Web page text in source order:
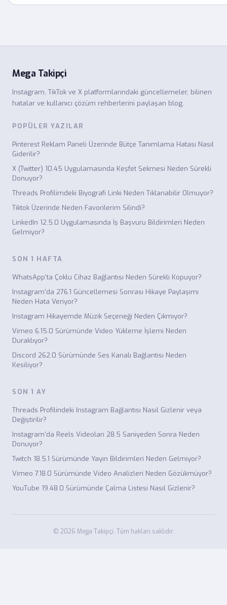
Mega Takipçi
Instagram, TikTok ve X platformlarındaki güncellemeler, bilinen
hatalar ve kullanıcı çözüm rehberlerini paylaşan blog.
POPÜLER YAZILAR
Pinterest Reklam Paneli Üzerinde Bütçe Tanımlama Hatası Nasıl
Giderilir?
X (Twitter) 10.45 Uygulamasında Keşfet Sekmesi Neden Sürekli
Donuyor?
Threads Profilimdeki Biyografi Linki Neden Tıklanabilir Olmuyor?
Tiktok Üzerinde Neden Favorilerim Silindi?
LinkedIn 12.5.0 Uygulamasında İş Başvuru Bildirimleri Neden
Gelmiyor?
SON 1 HAFTA
WhatsApp'ta Çoklu Cihaz Bağlantısı Neden Sürekli Kopuyor?
Instagram'da 276.1 Güncellemesi Sonrası Hikaye Paylaşımı
Neden Hata Veriyor?
Instagram Hikayemde Müzik Seçeneği Neden Çıkmıyor?
Vimeo 6.15.0 Sürümünde Video Yükleme İşlemi Neden
Duraklıyor?
Discord 262.0 Sürümünde Ses Kanalı Bağlantısı Neden
Kesiliyor?
SON 1 AY
Threads Profilindeki Instagram Bağlantısı Nasıl Gizlenir veya
Değiştirilir?
Instagram'da Reels Videoları 28.5 Saniyeden Sonra Neden
Donuyor?
Twitch 18.5.1 Sürümünde Yayın Bildirimleri Neden Gelmiyor?
Vimeo 7.18.0 Sürümünde Video Analizleri Neden Gözükmüyor?
YouTube 19.48.0 Sürümünde Çalma Listesi Nasıl Gizlenir?
© 2026 Mega Takipçi. Tüm hakları saklıdır.